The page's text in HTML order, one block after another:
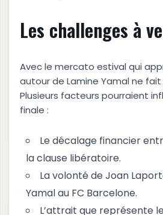
Les challenges à
Avec le mercato estival qui
autour de Lamine Yamal ne
Plusieurs facteurs pourraient
finale :
Le décalage financier
la clause libératoire.
La volonté de Joan
Yamal au FC Barcelone.
L’attrait que représente